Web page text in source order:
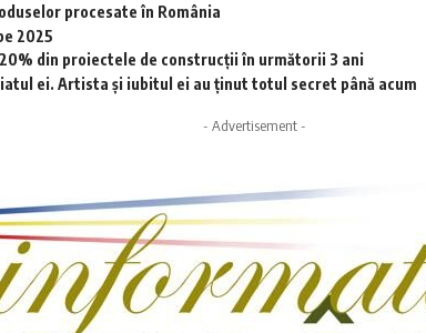
procesate în România
2025
din proiectele de construcții în următorii 3 ani
ei. Artista și iubitul ei au ținut totul secret până acum
- Advertisement -